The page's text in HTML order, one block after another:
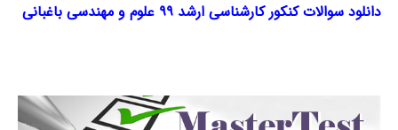
دانلود سوالات کنکور کارشناسی ارشد ۹۹ علوم و مهندسی باغبانی